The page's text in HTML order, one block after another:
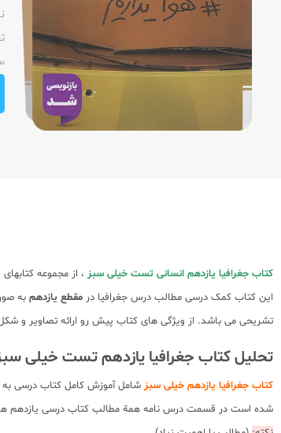
کتاب جغرافیا یازدهم انسانی تست خیلی سبز ، از مجموعه کتابهای
این کتاب کمک درسی مطالب درس جغرافیا در مقطع یازدهم به
تشریحی می باشد. از ویژگی های کتاب پیش رو ارائه تصاویر و
تحلیل کتاب جغرافیا یازدهم تست خیلی
کتاب جغرافیا یازدهم خیلی سبز شامل آموزش کامل کتاب درسی
شده است در قسمت درس نامه همة مطالب كتاب درسى يازدهم